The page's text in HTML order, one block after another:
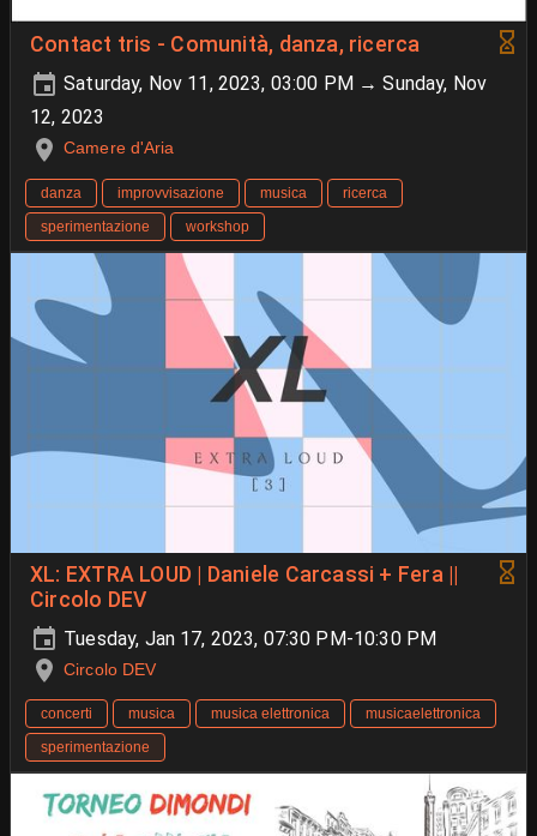
Contact tris - Comunità, danza, ricerca
Saturday, Nov 11, 2023, 03:00 PM → Sunday, Nov
12, 2023
Camere d'Aria
danza improvvisazione musica
ricerca
sperimentazione
workshop
XL: EXTRA LOUD | Daniele Carcassi + Fera ||
Circolo DEV
Tuesday, Jan 17, 2023, 07:30 PM-10:30 PM
Circolo DEV
concerti musica musica elettronica
musicaelettronica
sperimentazione